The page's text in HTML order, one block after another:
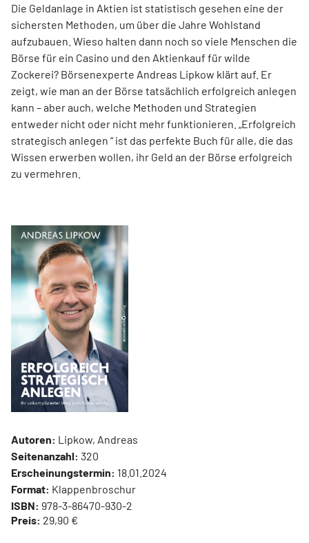
Die Geldanlage in Aktien ist statistisch gesehen eine der
sichersten Methoden, um über die Jahre Wohlstand
aufzubauen. Wieso halten dann noch so viele Menschen die
Börse für ein Casino und den Aktienkauf für wilde
Zockerei? Börsenexperte Andreas Lipkow klärt auf. Er
zeigt, wie man an der Börse tatsächlich erfolgreich anlegen
kann – aber auch, welche Methoden und Strategien
entweder nicht oder nicht mehr funktionieren. „Erfolgreich
strategisch anlegen “ ist das perfekte Buch für alle, die das
Wissen erwerben wollen, ihr Geld an der Börse erfolgreich
zu vermehren.
Autoren: Lipkow, Andreas
Seitenanzahl: 320
Erscheinungstermin: 18.01.2024
Format: Klappenbroschur
ISBN: 978-3-86470-930-2
Preis: 29,90 €